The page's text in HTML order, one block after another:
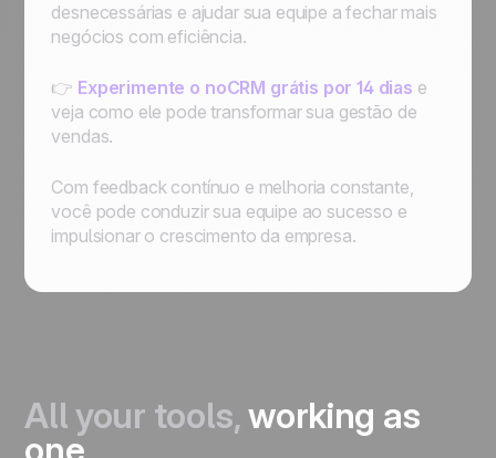
desnecessárias e ajudar sua equipe a fechar mais
negócios com eficiência.
👉 Experimente o noCRM grátis por 14 dias e
veja como ele pode transformar sua gestão de
vendas.
Com feedback contínuo e melhoria constante,
você pode conduzir sua equipe ao sucesso e
impulsionar o crescimento da empresa.
All your tools,working as